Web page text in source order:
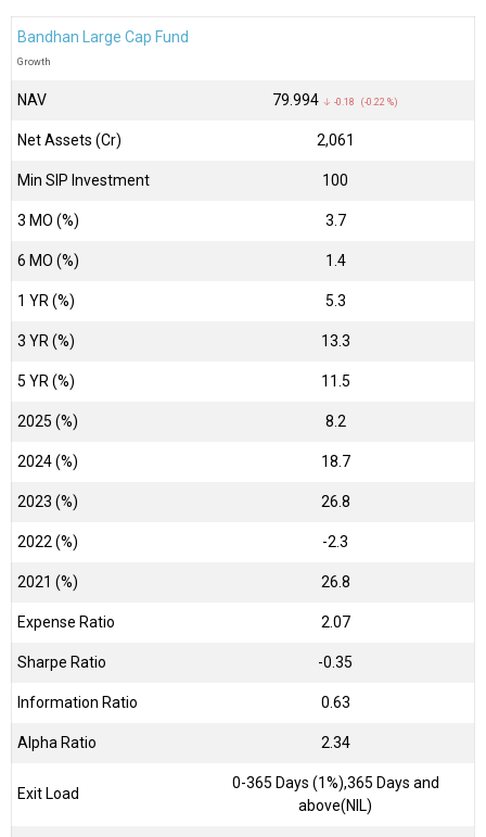
Bandhan Large Cap Fund
Growth
NAV ₹79.994 ↓ -0.18 (-0.22 %)
Net Assets (Cr) ₹2,061
Min SIP Investment 100
3 MO (%) 3.7
6 MO (%) 1.4
1 YR (%) 5.3
3 YR (%) 13.3
5 YR (%) 11.5
2025 (%) 8.2
2024 (%) 18.7
2023 (%) 26.8
2022 (%) -2.3
2021 (%) 26.8
Expense Ratio 2.07
Sharpe Ratio -0.35
Information Ratio 0.63
Alpha Ratio 2.34
Exit Load
0-365 Days (1%),365 Days and
above(NIL)